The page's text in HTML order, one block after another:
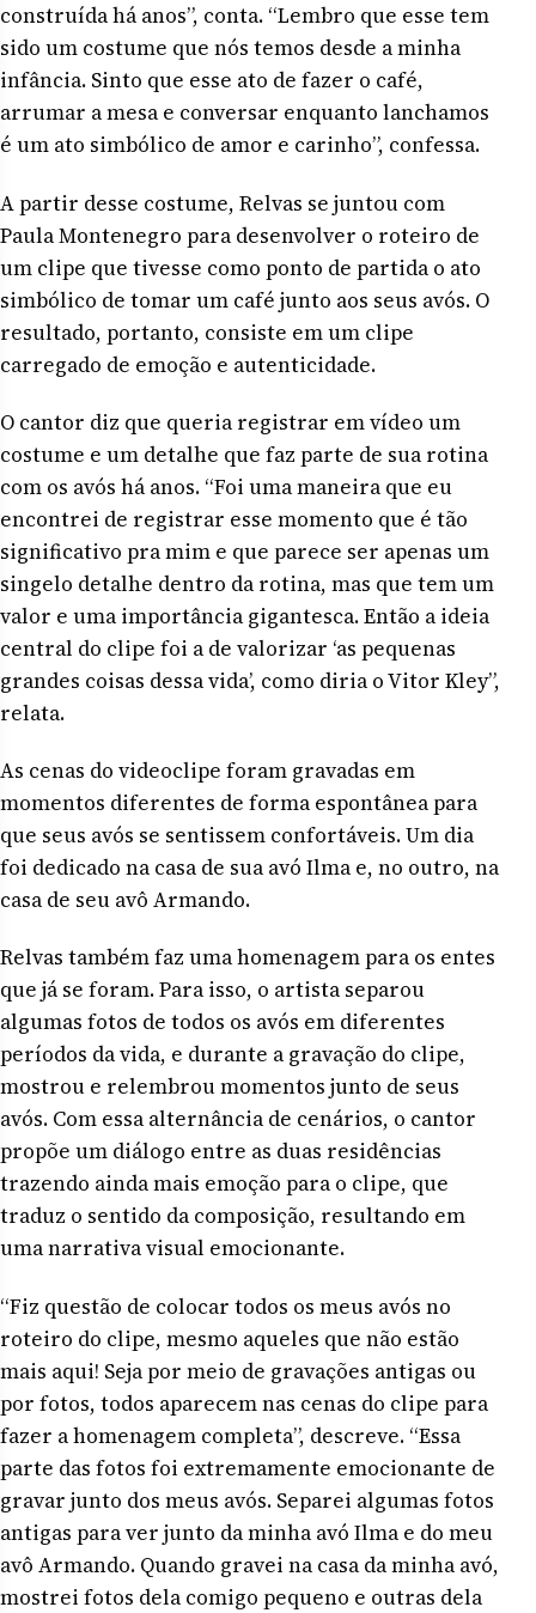
construída há anos”, conta. “Lembro que esse tem
sido um costume que nós temos desde a minha
infância. Sinto que esse ato de fazer o café,
arrumar a mesa e conversar enquanto lanchamos
é um ato simbólico de amor e carinho”, confessa.
A partir desse costume, Relvas se juntou com
Paula Montenegro para desenvolver o roteiro de
um clipe que tivesse como ponto de partida o ato
simbólico de tomar um café junto aos seus avós. O
resultado, portanto, consiste em um clipe
carregado de emoção e autenticidade.
O cantor diz que queria registrar em vídeo um
costume e um detalhe que faz parte de sua rotina
com os avós há anos. “Foi uma maneira que eu
encontrei de registrar esse momento que é tão
significativo pra mim e que parece ser apenas um
singelo detalhe dentro da rotina, mas que tem um
valor e uma importância gigantesca. Então a ideia
central do clipe foi a de valorizar ‘as pequenas
grandes coisas dessa vida’, como diria o Vitor Kley”,
relata.
As cenas do videoclipe foram gravadas em
momentos diferentes de forma espontânea para
que seus avós se sentissem confortáveis. Um dia
foi dedicado na casa de sua avó Ilma e, no outro, na
casa de seu avô Armando.
Relvas também faz uma homenagem para os entes
que já se foram. Para isso, o artista separou
algumas fotos de todos os avós em diferentes
períodos da vida, e durante a gravação do clipe,
mostrou e relembrou momentos junto de seus
avós. Com essa alternância de cenários, o cantor
propõe um diálogo entre as duas residências
trazendo ainda mais emoção para o clipe, que
traduz o sentido da composição, resultando em
uma narrativa visual emocionante.
“Fiz questão de colocar todos os meus avós no
roteiro do clipe, mesmo aqueles que não estão
mais aqui! Seja por meio de gravações antigas ou
por fotos, todos aparecem nas cenas do clipe para
fazer a homenagem completa”, descreve. “Essa
parte das fotos foi extremamente emocionante de
gravar junto dos meus avós. Separei algumas fotos
antigas para ver junto da minha avó Ilma e do meu
avô Armando. Quando gravei na casa da minha avó,
mostrei fotos dela comigo pequeno e outras dela